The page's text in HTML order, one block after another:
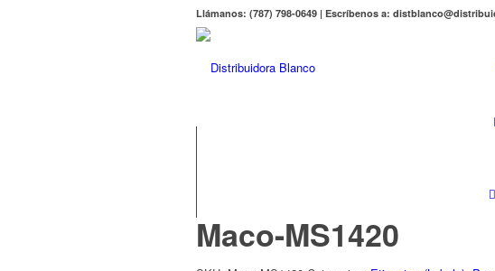
Llámanos: (787) 798-0649 | Escríbenos a:
Maco-MS1420